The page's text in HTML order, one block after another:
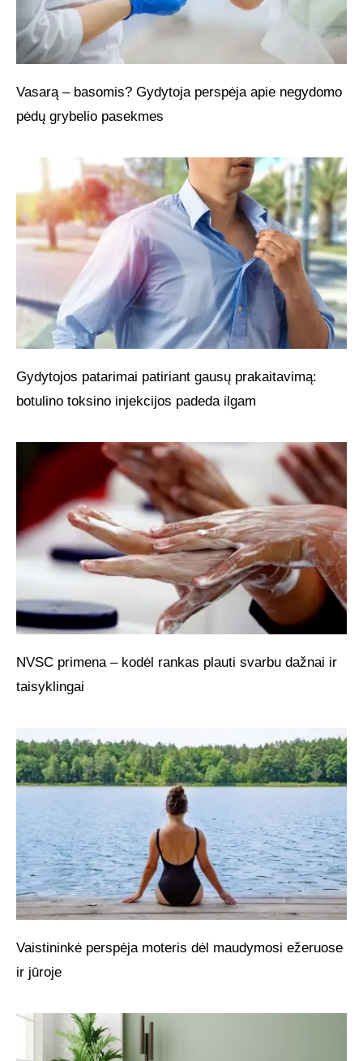
Vasarą – basomis? Gydytoja perspėja apie negydomo
pėdų grybelio pasekmes
Gydytojos patarimai patiriant gausų prakaitavimą:
botulino toksino injekcijos padeda ilgam
NVSC primena – kodėl rankas plauti svarbu dažnai ir
taisyklingai
Vaistininkė perspėja moteris dėl maudymosi ežeruose
ir jūroje